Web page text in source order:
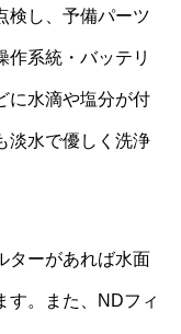
検し、予備パーツ
作系統・バッテリ
に水滴や塩分が付
淡水で優しく洗浄
ターがあれば水面
す。また、NDフィ